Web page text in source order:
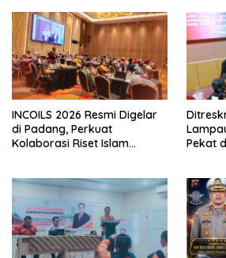
INCOILS 2026 Resmi Digelar
di Padang, Perkuat
Kolaborasi Riset Islam
Pekat